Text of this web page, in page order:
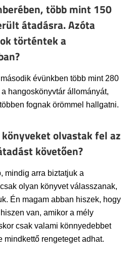
több mint 150
átadásra. Azóta
történtek a
évünkben több mint 280
hangoskönyvtár állományát,
fognak örömmel hallgatni.
olvastak fel az
követően?
mindig arra biztatjuk a
olyan könyvet válasszanak,
Én magam abban hiszek, hogy
van, amikor a mély
csak valami könnyedebbet
mindkettő rengeteget adhat.